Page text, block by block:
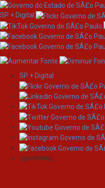
Skip
navigation
SP + Digital
SP + Digital
/governosp
Search
Search: